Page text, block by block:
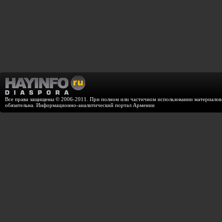
Все права защищены © 2006-2011. При полном или частичном использовании
обязательна. Информационно-аналитический портал Армении